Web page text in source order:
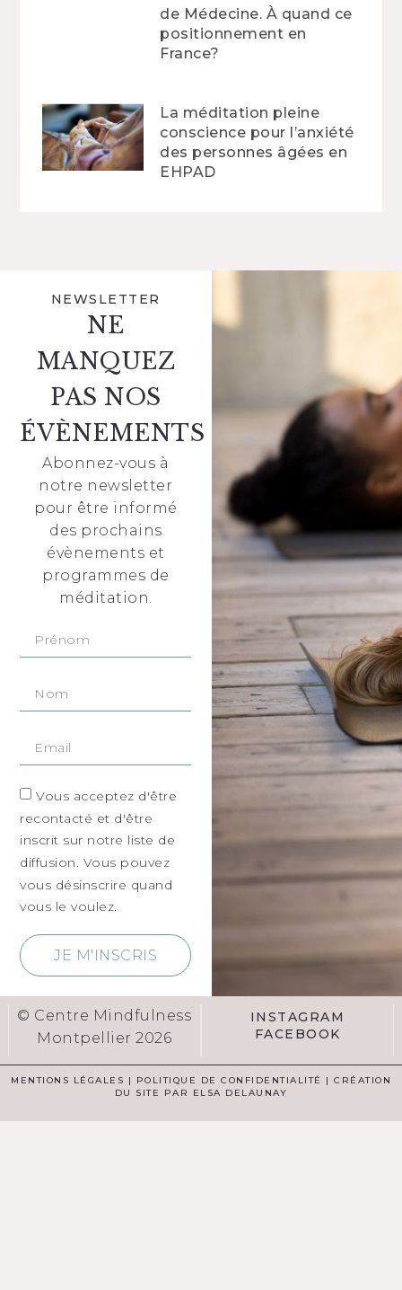
de Médecine. À quand ce
positionnement en
France?
La méditation pleine
conscience pour l’anxiété
des personnes âgées en
EHPAD
NEWSLETTER
NE
MANQUEZ
PAS NOS
ÉVÈNEMENTS
Abonnez-vous à
notre newsletter
pour être informé
des prochains
évènements et
programmes de
méditation.
Vous acceptez d'être
recontacté et d'être
inscrit sur notre liste de
diffusion. Vous pouvez
vous désinscrire quand
vous le voulez.
JE M'INSCRIS
© Centre Mindfulness
Montpellier 2026
INSTAGRAM
FACEBOOK
MENTIONS LÉGALES | POLITIQUE DE CONFIDENTIALITÉ | CRÉATION
DU SITE PAR ELSA DELAUNAY